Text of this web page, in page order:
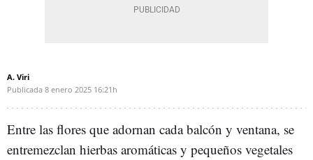
A. Viri
Publicada 8 enero 2025 16:21h
Entre las flores que adornan cada balcón y ventana, se
entremezclan hierbas aromáticas y pequeños vegetales